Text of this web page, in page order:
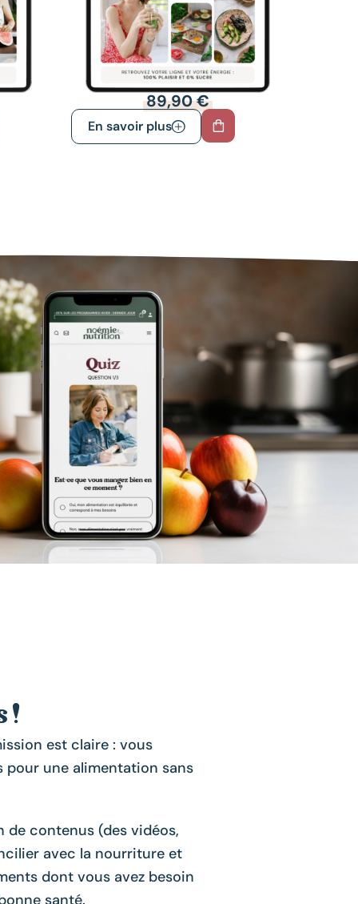
89,90€
En savoir plus
!
est claire : vous
pour une alimentation sans
de contenus (des vidéos,
avec la nourriture et
dont vous avez besoin
santé.